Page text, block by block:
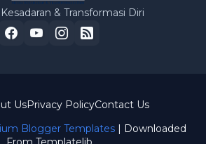
& Transformasi Diri
Blogger Templates| Downloaded
UsPrivacy PolicyContact Us